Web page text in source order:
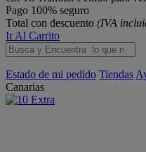
Pago 100% seguro
Total con descuento (IVA
Ir Al Carrito
Estado de mi pedido Tiendas
Canarias